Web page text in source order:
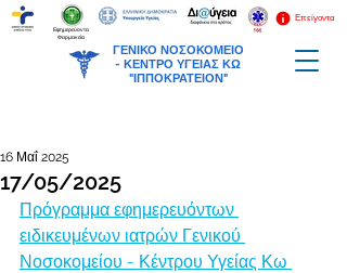
ΓΕΝΙΚΟ ΝΟΣΟΚΟΜΕΙΟ
- ΚΕΝΤΡΟ ΥΓΕΙΑΣ ΚΩ
"ΙΠΠΟΚΡΑΤΕΙΟΝ"
Επείγοντα
Εφημερεύοντα
Φαρμακεία
17/05/2025
16 Μαΐ 2025
Πρόγραμμα εφημερευόντων
ειδικευμένων ιατρών Γενικού
Νοσοκομείου - Κέντρου Υγείας Κω